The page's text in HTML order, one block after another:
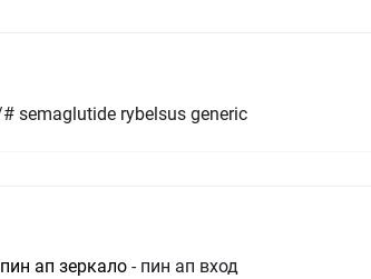
rybelsus http://rybelsus.tech/# semaglutide rybelsus generic
пин ап зеркало - пин ап вход